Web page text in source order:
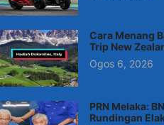
Cara Menang
Trip New
Ogos 6, 2026
PRN Melaka:
Rundingan